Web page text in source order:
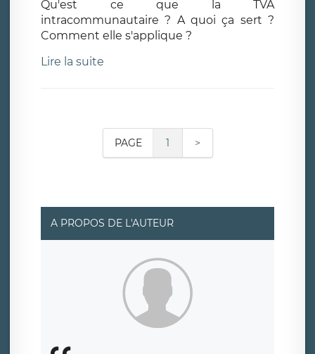
Qu'est ce que la TVA
intracommunautaire ? A quoi ça sert ?
Comment elle s'applique ?
Lire la suite
PAGE 1 >
A PROPOS DE L'AUTEUR